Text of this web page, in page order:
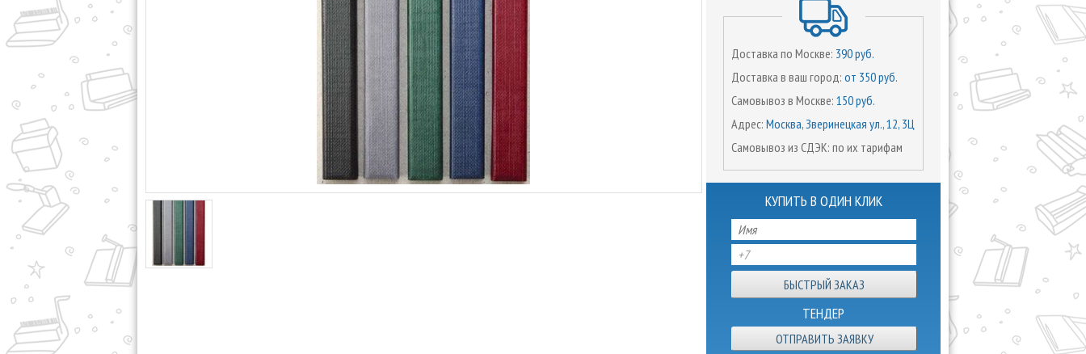
Доставка по Москве: 390 руб.
Доставка в ваш город: от 350 руб.
Самовывоз в Москве: 150 руб.
Адрес: Москва, Зверинецкая ул., 12, 3Ц
Самовывоз из СДЭК: по их тарифам
КУПИТЬ В ОДИН КЛИК
ТЕНДЕР
ОТПРАВИТЬ ЗАЯВКУ